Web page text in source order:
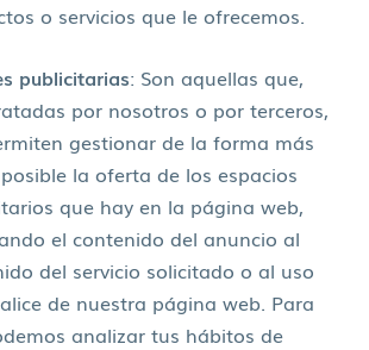
o servicios que le ofrecemos.
publicitarias: Son aquellas que,
por nosotros o por terceros,
gestionar de la forma más
la oferta de los espacios
que hay en la página web,
el contenido del anuncio al
del servicio solicitado o al uso
de nuestra página web. Para
analizar tus hábitos de